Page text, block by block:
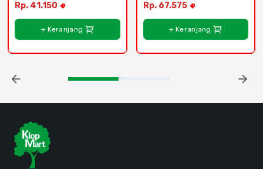
Rp. 41.150
+ Keranjang
Rp. 67.575
+ Keranjang